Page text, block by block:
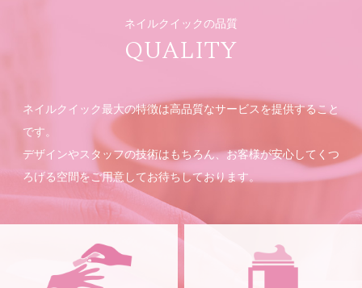
ネイルクイックの品質
QUALITY
ネイルクイック最大の特徴は高品質なサービスを提供すること
です。
デザインやスタッフの技術はもちろん、お客様が安心してくつ
ろげる空間をご用意してお待ちしております。